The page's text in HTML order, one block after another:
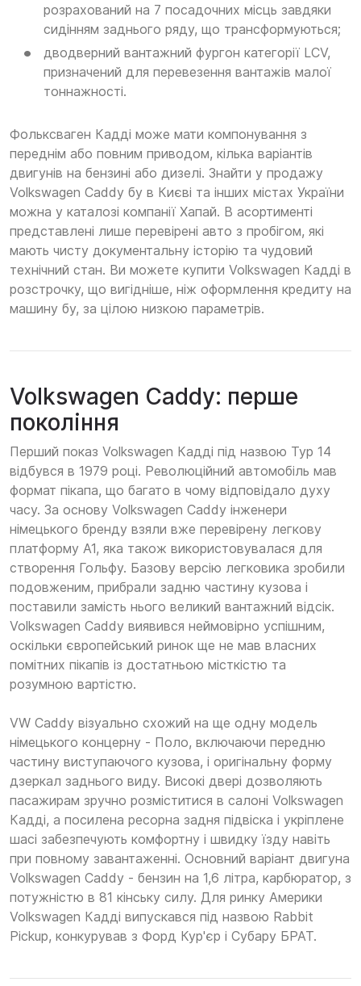
розрахований на 7 посадочних місць завдяки
сидінням заднього ряду, що трансформуються;
дводверний вантажний фургон категорії LCV,
призначений для перевезення вантажів малої
тоннажності.
Фольксваген Кадді може мати компонування з
переднім або повним приводом, кілька варіантів
двигунів на бензині або дизелі. Знайти у продажу
Volkswagen Caddy бу в Києві та інших містах України
можна у каталозі компанії Хапай. В асортименті
представлені лише перевірені авто з пробігом, які
мають чисту документальну історію та чудовий
технічний стан. Ви можете купити Volkswagen Кадді в
розстрочку, що вигідніше, ніж оформлення кредиту на
машину бу, за цілою низкою параметрів.
Volkswagen Caddy: перше
покоління
Перший показ Volkswagen Кадді під назвою Typ 14
відбувся в 1979 році. Революційний автомобіль мав
формат пікапа, що багато в чому відповідало духу
часу. За основу Volkswagen Caddy інженери
німецького бренду взяли вже перевірену легкову
платформу А1, яка також використовувалася для
створення Гольфу. Базову версію легковика зробили
подовженим, прибрали задню частину кузова і
поставили замість нього великий вантажний відсік.
Volkswagen Caddy виявився неймовірно успішним,
оскільки європейський ринок ще не мав власних
помітних пікапів із достатньою місткістю та
розумною вартістю.
VW Caddy візуально схожий на ще одну модель
німецького концерну - Поло, включаючи передню
частину виступаючого кузова, і оригінальну форму
дзеркал заднього виду. Високі двері дозволяють
пасажирам зручно розміститися в салоні Volkswagen
Кадді, а посилена ресорна задня підвіска і укріплене
шасі забезпечують комфортну і швидку їзду навіть
при повному завантаженні. Основний варіант двигуна
Volkswagen Caddy - бензин на 1,6 літра, карбюратор, з
потужністю в 81 кінську силу. Для ринку Америки
Volkswagen Кадді випускався під назвою Rabbit
Pickup, конкурував з Форд Кур'єр і Субару БРАТ.